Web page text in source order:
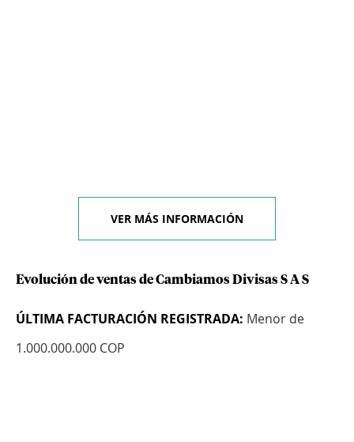
VER MÁS INFORMACIÓN
Evolución de ventas de Cambiamos Divisas S A S
ÚLTIMA FACTURACIÓN REGISTRADA: Menor de
1.000.000.000 COP